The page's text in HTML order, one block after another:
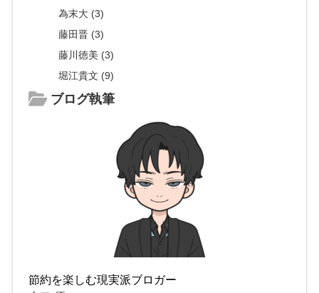
為末大 (3)
藤田晋 (3)
藤川徳美 (3)
堀江貴文 (9)
ブログ執筆
節約を楽しむ現実派ブロガー